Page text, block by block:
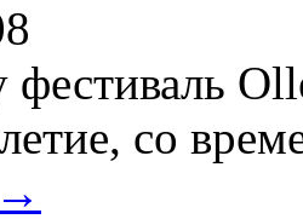
фестиваль
со
→